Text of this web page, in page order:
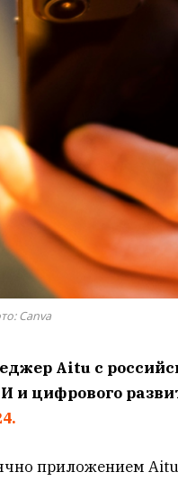
Canva
Aitu с
и цифрового
приложением